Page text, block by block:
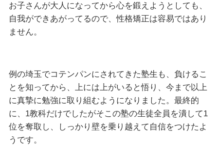
お子さんが大人になってから心を鍛えようとしても、
自我ができあがってるので、性格矯正は容易ではあり
ません。
例の埼玉でコテンパンにされてきた塾生も、負けるこ
とを知ってから、上には上がいると悟り、今まで以上
に真摯に勉強に取り組むようになりました。最終的
に、1教科だけでしたがそこの塾の生徒全員を潰して1
位を奪取し、しっかり壁を乗り越えて自信をつけたよ
うです。